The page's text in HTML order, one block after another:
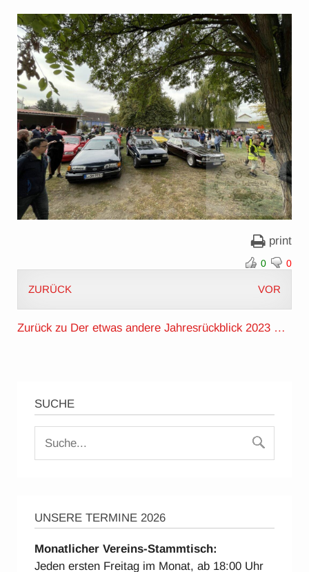
print
0 0
ZURÜCK VOR
Zurück zu Der etwas andere Jahresrückblick 2023 …
SUCHE
UNSERE TERMINE 2026
Monatlicher Vereins-Stammtisch:
Jeden ersten Freitag im Monat, ab 18:00 Uhr